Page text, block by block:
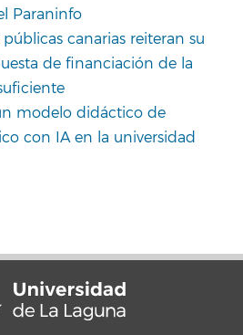
Paraninfo
públicas canarias reiteran su
de financiación de la
modelo didáctico de
con IA en la universidad